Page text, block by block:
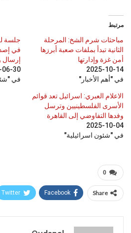
مرتبط
مباحثات شرم الشخ: المرحلة
الثانية تبدأ بملفات صعبة أبرزها
أمن غزة وإدارتها
2025-10-14
في "أهم الأخبار"
جلسة
في
إرسال
06-30
في
الاعلام العبري: اسرائيل تعد قوائم
الأسرى الفلسطينيين وترسل
وفدها التفاوضي إلى القاهرة
2025-10-04
في "شئون اسرائيلية"
0
Share
Facebook
Twitter